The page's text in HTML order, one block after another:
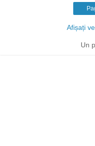
Afișați
Un